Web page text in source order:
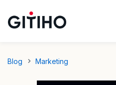
Blog Marketing